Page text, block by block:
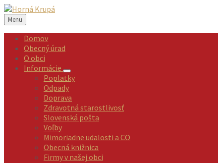
Preskočiť
na
obsah
Preskočiť
na
ľavý
panel
Preskočiť
na
pravý
panel
Preskočiť
na
pätičku
Menu
Domov
Obecný úrad
O obci
Informácie
Poplatky
Odpady
Doprava
Zdravotná starostlivosť
Slovenská pošta
Voľby
Mimoriadne udalosti a CO
Obecná knižnica
Firmy v našej obci